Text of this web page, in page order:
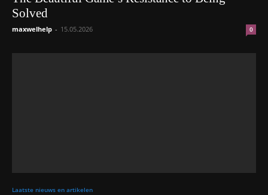
Solved
maxwelhelp - 15.05.2026 0
Laatste nieuws en artikelen